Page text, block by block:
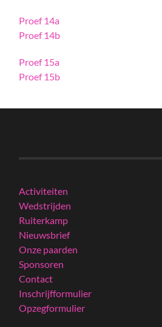
Proef 14a
Proef 14b
Proef 15a
Proef 15b
Activiteiten
Wedstrijden
Ruiterkamp
Nieuwsbrief
Onze paarden
Sponsoren
Contact
Inschrijfformulier
Opzegformulier